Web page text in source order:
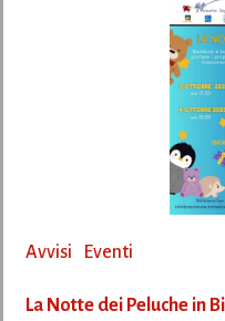
Avvisi Eventi
La Notte dei Peluche in